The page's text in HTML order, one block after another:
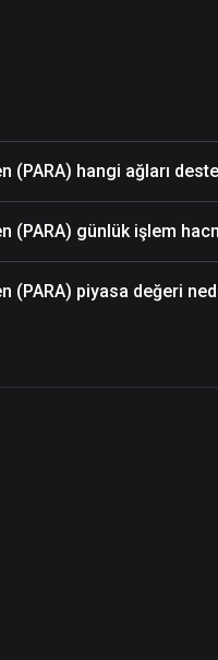
(PARA) hangi ağları
(PARA) günlük işlem
(PARA) piyasa değeri